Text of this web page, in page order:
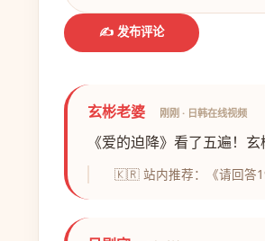
✍️ 发布评论
玄彬老婆 刚刚 · 日韩在线视频
《爱的迫降》看了五遍！
🇰🇷 站内推荐：《请回答